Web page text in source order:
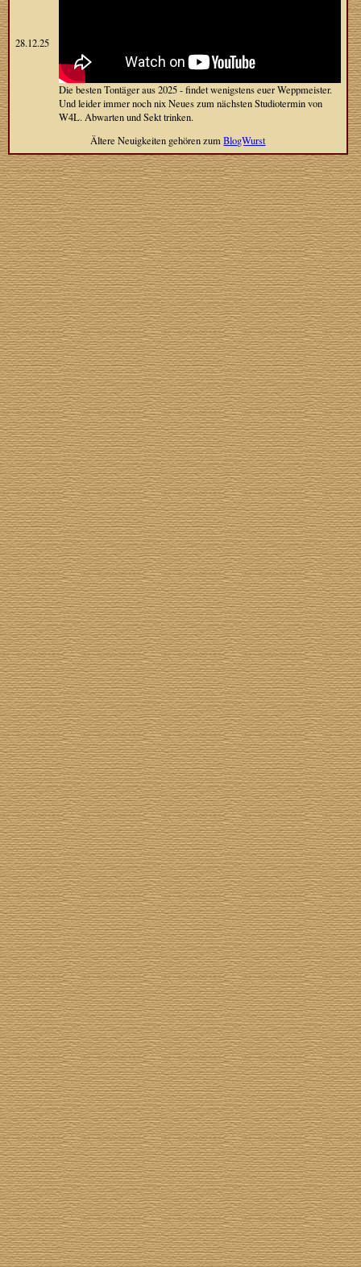
28.12.25
Die besten Tontäger aus 2025 - findet wenigstens euer Weppmeister.
Und leider immer noch nix Neues zum nächsten Studiotermin von
W4L. Abwarten und Sekt trinken.
Ältere Neuigkeiten gehören zumBlogWurst